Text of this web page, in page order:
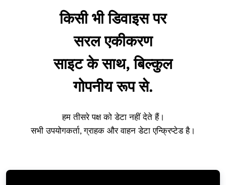
किसी भी डिवाइस पर
सरल एकीकरण
साइट के साथ, बिल्कुल
गोपनीय रूप से.
हम तीसरे पक्ष को डेटा नहीं देते हैं।
सभी उपयोगकर्ता, ग्राहक और वाहन डेटा एन्क्रिप्टेड है।